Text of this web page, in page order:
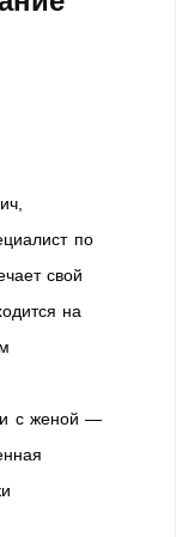
по
свой
на
с женой —